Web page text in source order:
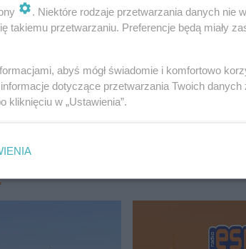
. Niektóre rodzaje przetwarzania danych nie
takiemu przetwarzaniu. Preferencje będą miały
abyś mógł świadomie i komfortowo
dotyczące przetwarzania Twoich
kliknięciu w „Ustawienia”.